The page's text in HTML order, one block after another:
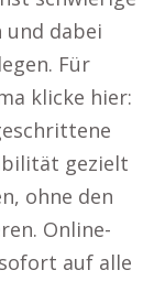
und dabei
Für
klicke hier:
gezielt
ohne den
Online-
auf alle